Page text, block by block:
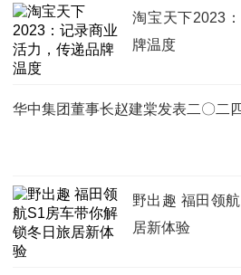
淘宝天下2023
牌温度
华中集团董事长赵建棠发表二〇二
野出趣 福田领
居新体验